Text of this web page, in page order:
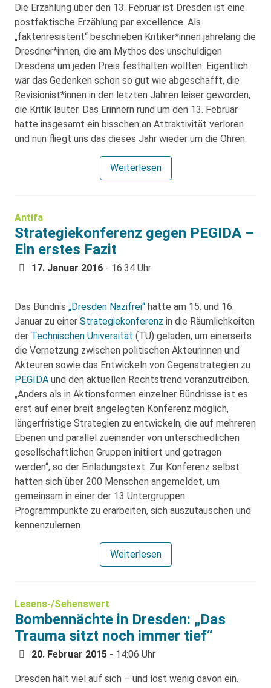
Die Erzählung über den 13. Februar ist Dresden ist eine
postfaktische Erzählung par excellence. Als
„faktenresistent“ beschrieben Kritiker*innen jahrelang die
Dresdner*innen, die am Mythos des unschuldigen
Dresdens um jeden Preis festhalten wollten. Eigentlich
war das Gedenken schon so gut wie abgeschafft, die
Revisionist*innen in den letzten Jahren leiser geworden,
die Kritik lauter. Das Erinnern rund um den 13. Februar
hatte insgesamt ein bisschen an Attraktivität verloren
und nun fliegt uns das dieses Jahr wieder um die Ohren.
Weiterlesen
Antifa
Strategiekonferenz gegen PEGIDA –
Ein erstes Fazit
17. Januar 2016 - 16:34 Uhr
Das Bündnis „Dresden Nazifrei“ hatte am 15. und 16.
Januar zu einer Strategiekonferenz in die Räumlichkeiten
der Technischen Universität (TU) geladen, um einerseits
die Vernetzung zwischen politischen Akteurinnen und
Akteuren sowie das Entwickeln von Gegenstrategien zu
PEGIDA und den aktuellen Rechtstrend voranzutreiben.
„Anders als in Aktionsformen einzelner Bündnisse ist es
erst auf einer breit angelegten Konferenz möglich,
längerfristige Strategien zu entwickeln, die auf mehreren
Ebenen und parallel zueinander von unterschiedlichen
gesellschaftlichen Gruppen initiiert und getragen
werden“, so der Einladungstext. Zur Konferenz selbst
hatten sich über 200 Menschen angemeldet, um
gemeinsam in einer der 13 Untergruppen
Programmpunkte zu erarbeiten, sich auszutauschen und
kennenzulernen.
Weiterlesen
Lesens-/Sehenswert
Bombennächte in Dresden: „Das
Trauma sitzt noch immer tief“
20. Februar 2015 - 14:06 Uhr
Dresden hält viel auf sich – und löst wenig davon ein.